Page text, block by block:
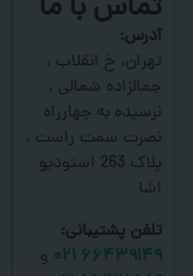
آدرس:
تهران، خ انقلاب ،
جمالزاده شمالی ،
نرسیده به چهارراه
نصرت سمت راست ،
پلاک 263 استودیو
اشا
تلفن پشتیبانی:
۶۶۴۳۹۱۴۹ ۰۲۱
و